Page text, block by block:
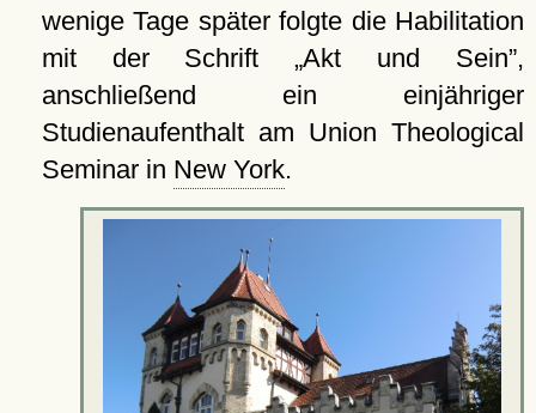
wenige Tage später folgte die Habilitation
mit der Schrift Akt und Sein ,
anschließend ein einjähriger
Studienaufenthalt am Union Theological
Seminar in New York.